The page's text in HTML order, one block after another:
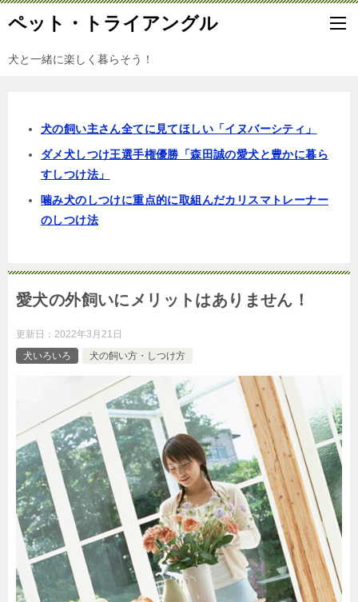
ペット・トライアングル
犬と一緒に楽しく暮らそう！
犬の飼い主さん全てに見てほしい「イヌバーシティ」
ダメ犬しつけ王選手権優勝「森田誠の愛犬と豊かに暮ら
すしつけ法」
噛み犬のしつけに重点的に取組んだカリスマトレーナー
のしつけ法
愛犬の外飼いにメリットはありません！
更新日： 2022年3月21日
犬いろいろ
犬の飼い方・しつけ方